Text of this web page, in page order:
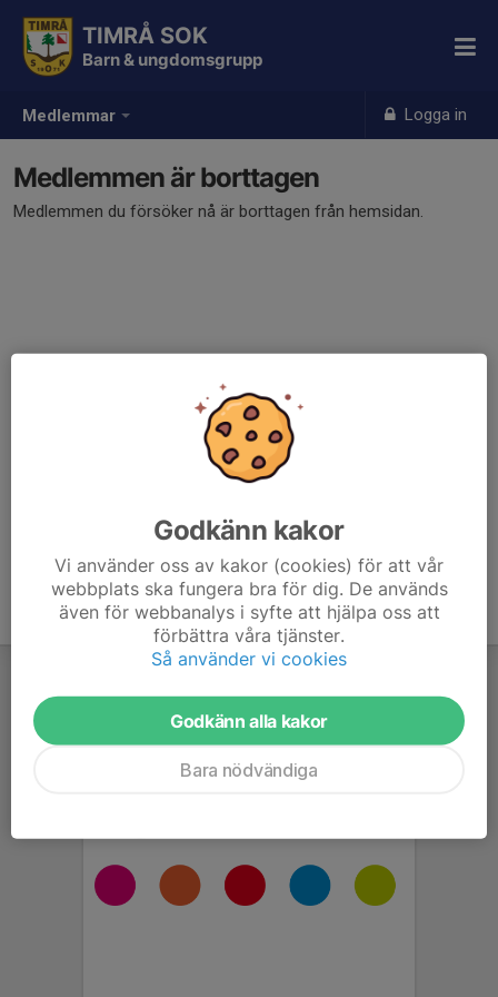
Medlemmar Logga in
TIMRÅ SOK
Barn & ungdomsgrupp
Medlemmen är borttagen
Medlemmen du försöker nå är borttagen från hemsidan.
Godkänn kakor
Vi använder oss av kakor (cookies) för att vår
webbplats ska fungera bra för dig. De används
även för webbanalys i syfte att hjälpa oss att
förbättra våra tjänster.
Så använder vi cookies
Godkänn alla kakor
Bara nödvändiga